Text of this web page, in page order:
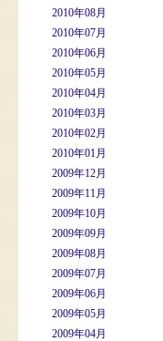
2010年08月
2010年07月
2010年06月
2010年05月
2010年04月
2010年03月
2010年02月
2010年01月
2009年12月
2009年11月
2009年10月
2009年09月
2009年08月
2009年07月
2009年06月
2009年05月
2009年04月